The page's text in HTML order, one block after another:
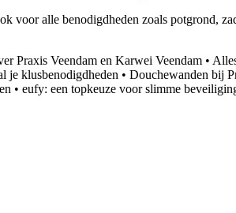
voor alle benodigdheden zoals potgrond,
Praxis Veendam en Karwei Veendam •
je klusbenodigdheden • Douchewanden bij
• eufy: een topkeuze voor slimme